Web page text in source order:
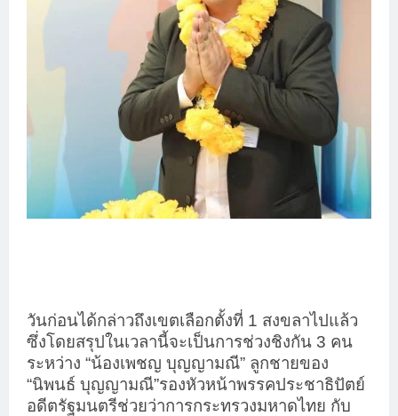
วันก่อนได้กล่าวถึงเขตเลือกตั้งที่ 1 สงขลาไปแล้ว
ซึ่งโดยสรุปในเวลานี้จะเป็นการช่วงชิงกัน 3 คน
ระหว่าง “น้องเพชญ บุญญามณี” ลูกชายของ
“นิพนธ์ บุญญามณี”รองหัวหน้าพรรคประชาธิปัตย์
อดีตรัฐมนตรีช่วยว่าการกระทรวงมหาดไทย กับ